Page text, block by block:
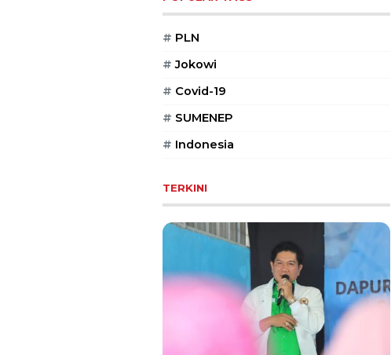
# PLN
# Jokowi
# Covid-19
# SUMENEP
# Indonesia
TERKINI